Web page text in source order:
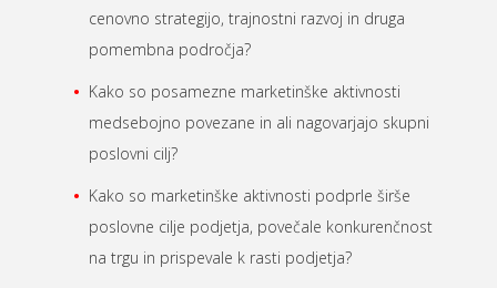
cenovno strategijo, trajnostni razvoj in druga
pomembna področja?
Kako so posamezne marketinške aktivnosti
medsebojno povezane in ali nagovarjajo skupni
poslovni cilj?
Kako so marketinške aktivnosti podprle širše
poslovne cilje podjetja, povečale konkurenčnost
na trgu in prispevale k rasti podjetja?